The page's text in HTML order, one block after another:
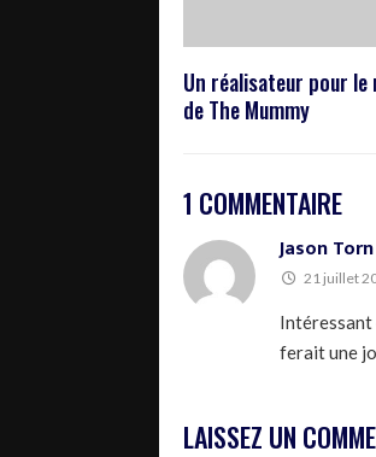
Un réalisateur pour
de The Mummy
1 COMMENTAIRE
Jason Torn
21 juillet
Intéressant
ferait une
LAISSEZ UN